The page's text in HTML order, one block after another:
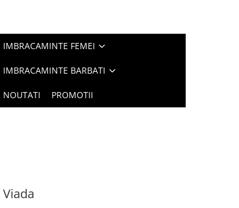
IMBRACAMINTE FEMEI
IMBRACAMINTE BARBATI
NOUTATI PROMOTII